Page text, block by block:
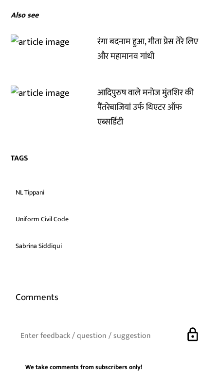
Also see
रंगा बदनाम हुआ, गीता प्रेस तेरे लिए
और महामानव गांधी
आदिपुरुष वाले मनोज मुंतशिर की
पैंतरेबाजियां उर्फ थिएटर ऑफ
एब्सर्डिटी
TAGS
NL Tippani
Uniform Civil Code
Sabrina Siddiqui
Comments
lock
We take comments from subscribers only!